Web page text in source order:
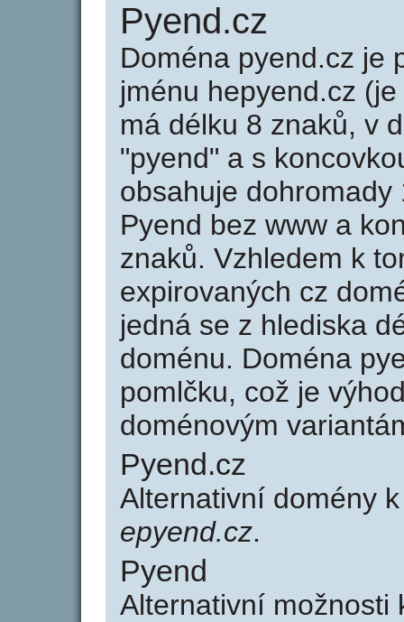
Pyend.cz
Doména pyend.cz je
jménu hepyend.cz
má délku 8 znaků, v
"pyend" a s
obsahuje
Pyend bez www a
znaků. Vzhledem k
expirovaných cz
jedná se z hlediska
doménu. Doména
pomlčku, což je
doménovým
Pyend.cz
Alternativní domény
epyend.cz.
Pyend
Alternativní